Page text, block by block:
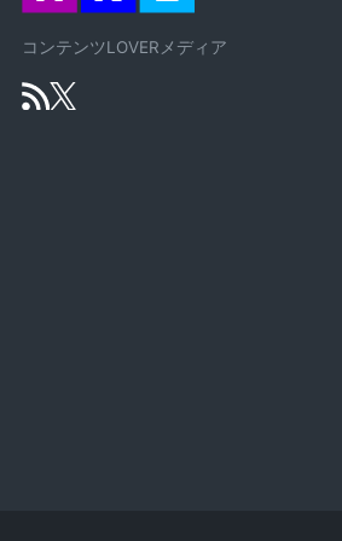
コンテンツLOVERメディア